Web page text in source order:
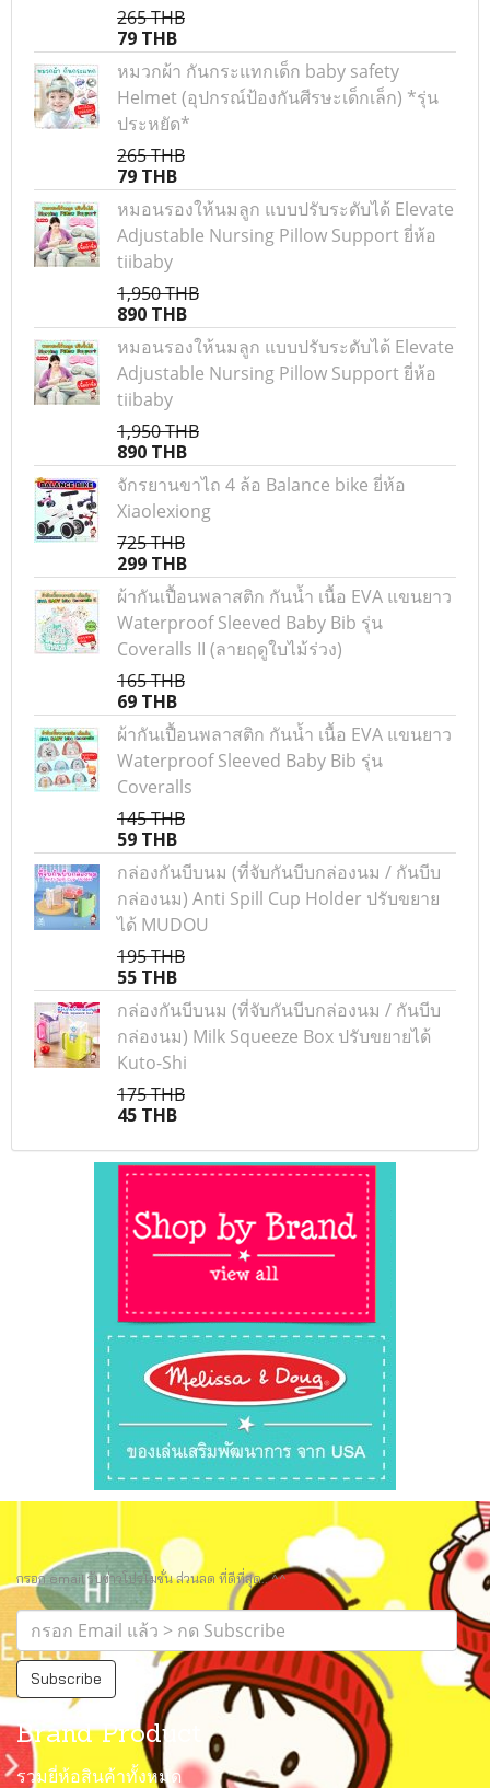
265 THB
79 THB
หมวกผ้า กันกระแทกเด็ก baby safety
Helmet (อุปกรณ์ป้องกันศีรษะเด็กเล็ก) *รุ่น
ประหยัด*
265 THB
79 THB
หมอนรองให้นมลูก แบบปรับระดับได้ Elevate
Adjustable Nursing Pillow Support ยี่ห้อ
tiibaby
1,950 THB
890 THB
หมอนรองให้นมลูก แบบปรับระดับได้ Elevate
Adjustable Nursing Pillow Support ยี่ห้อ
tiibaby
1,950 THB
890 THB
จักรยานขาไถ 4 ล้อ Balance bike ยี่ห้อ
Xiaolexiong
725 THB
299 THB
ผ้ากันเปื้อนพลาสติก กันน้ำ เนื้อ EVA แขนยาว
Waterproof Sleeved Baby Bib รุ่น
Coveralls II (ลายฤดูใบไม้ร่วง)
165 THB
69 THB
ผ้ากันเปื้อนพลาสติก กันน้ำ เนื้อ EVA แขนยาว
Waterproof Sleeved Baby Bib รุ่น
Coveralls
145 THB
59 THB
กล่องกันบีบนม (ที่จับกันบีบกล่องนม / กันบีบ
กล่องนม) Anti Spill Cup Holder ปรับขยาย
ได้ MUDOU
195 THB
55 THB
กล่องกันบีบนม (ที่จับกันบีบกล่องนม / กันบีบ
กล่องนม) Milk Squeeze Box ปรับขยายได้
Kuto-Shi
175 THB
45 THB
กรอก email รับข่าวโปรโมชั่น ส่วนลด ที่ดีที่สุด.. ^^
Subscribe
Brand Product
รวมยี่ห้อสินค้าทั้งหมด